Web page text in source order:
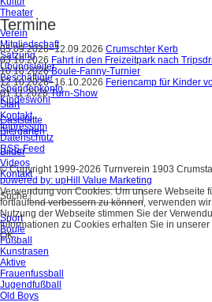
Theater
Verein
Mitgliedschaft
Satzung
Übungsleiter
Beschäftigte
Spendenkonto
Kindeswohl
Gaststätte
Biergarten
Bilder
Videos
Kontakt
Suche
Sport
Boule
Fußball
Kunstrasen
Aktive
Frauenfussball
Jugendfußball
Old Boys
Termine
05.09.2026–12.09.2026 Crumschter Kerb
03.10.2026 Fahrt in den Freizeitpark nach Tripsdrill
10.10.2026 Boule-Fanny-Turnier
12.10.2026–16.10.2026 Feriencamp für Kinder
01.11.2026 Turn-Show
Start
Kontakt
Impressum
Datenschutz
RSS-Feed
© Copyright 1999-2026 Turnverein 1903
powered by: upHill Value Marketing
Verwendung von Cookies: Um unsere Webseite
fortlaufend verbessern zu können, verwenden
Nutzung der Webseite stimmen Sie der
Informationen zu Cookies erhalten Sie in unserer
OK